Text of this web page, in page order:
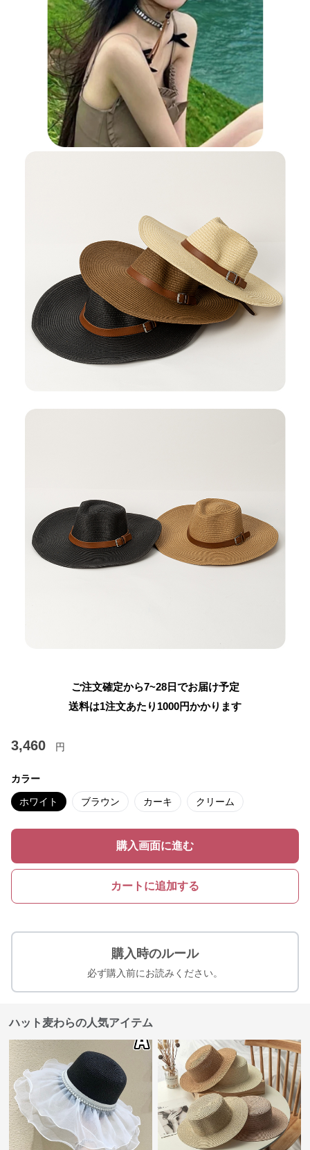
ご注文確定から7~28日でお届け予定
送料は1注文あたり 1000円かかります
3,460 円
カラー
ホワイト ブラウン カーキ クリーム
購入画面に進む
カートに追加する
購入時のルール
必ず購入前にお読みください。
ハット麦わらの人気アイテム